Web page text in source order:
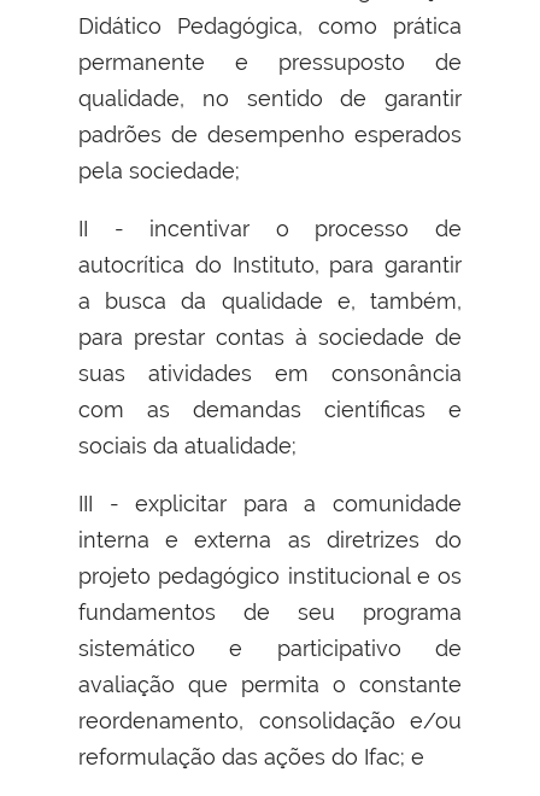
Didático Pedagógica, como prática
permanente e pressuposto de
qualidade, no sentido de garantir
padrões de desempenho esperados
pela sociedade;
II - incentivar o processo de
autocrítica do Instituto, para garantir
a busca da qualidade e, também,
para prestar contas à sociedade de
suas atividades em consonância
com as demandas científicas e
sociais da atualidade;
III - explicitar para a comunidade
interna e externa as diretrizes do
projeto pedagógico institucional e os
fundamentos de seu programa
sistemático e participativo de
avaliação que permita o constante
reordenamento, consolidação e/ou
reformulação das ações do Ifac; e